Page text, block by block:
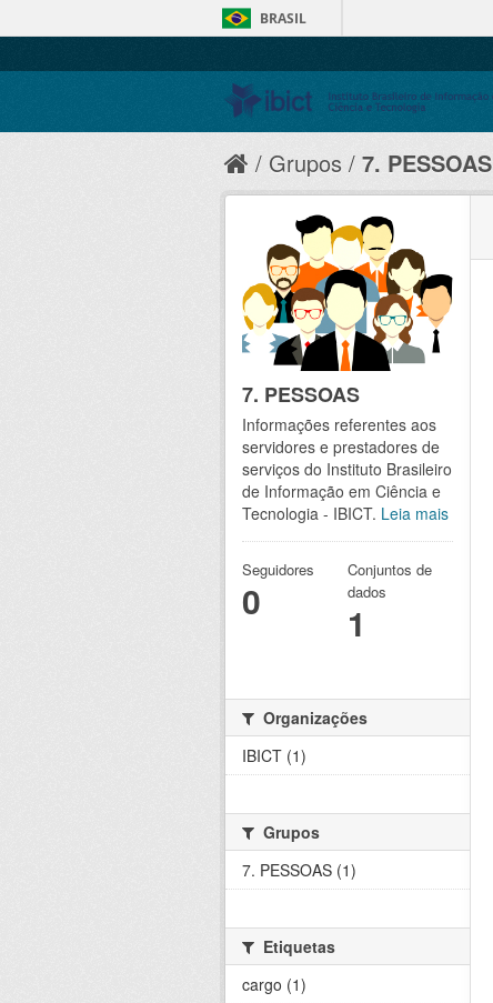
BRASIL
Grupos 7. PESSOAS
7. PESSOAS
Informações referentes aos
servidores e prestadores de
serviços do Instituto Brasileiro
de Informação em Ciência e
Tecnologia - IBICT. Leia mais
Seguidores
0
Conjuntos de
dados
1
Organizações
IBICT (1)
Grupos
7. PESSOAS (1)
Etiquetas
cargo (1)